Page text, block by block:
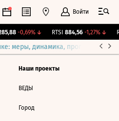
Войти
-0,69%↓ RTSI 884,56 -1,27%↓
меры, динамика, прогнозы
Наши проекты
ВЕДЫ
Город